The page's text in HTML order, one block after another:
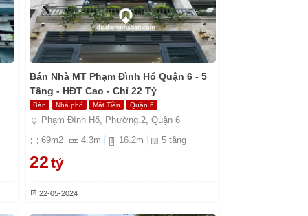
Bán Nhà MT Phạm Đình Hổ Quận 6 - 5
Tầng - HĐT Cao - Chỉ 22 Tỷ
Bán Nhà phố Mặt Tiền Quận 6
Phạm Đình Hổ, Phường.2, Quận 6
69m2 4.3m 16.2m 5 tầng
22tỷ
22-05-2024